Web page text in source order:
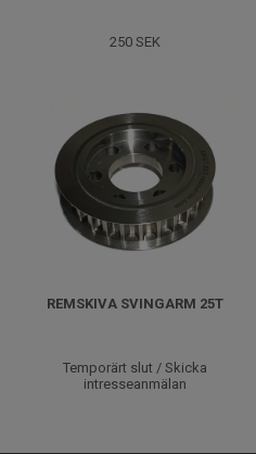
250 SEK
REMSKIVA SVINGARM 25T
Temporärt slut / Skicka
intresseanmälan